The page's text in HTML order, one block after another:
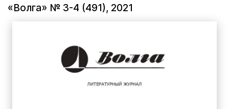
«Волга» № 3-4 (491), 2021